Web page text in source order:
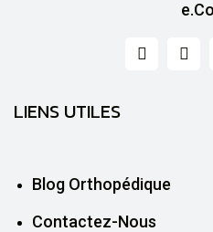
LIENS UTILES
Blog Orthopédique
Contactez-Nous